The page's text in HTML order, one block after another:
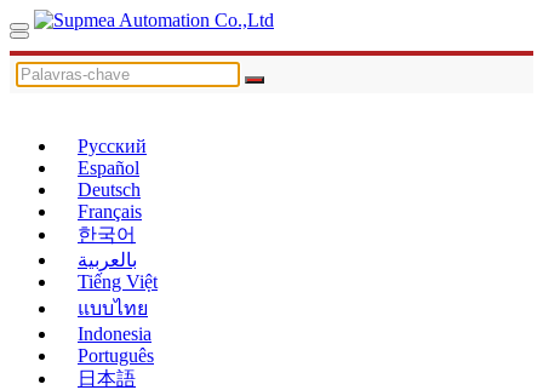
Русский
Español
Deutsch
Français
한국어
بالعربية
Tiếng Việt
แบบไทย
Indonesia
Português
日本語